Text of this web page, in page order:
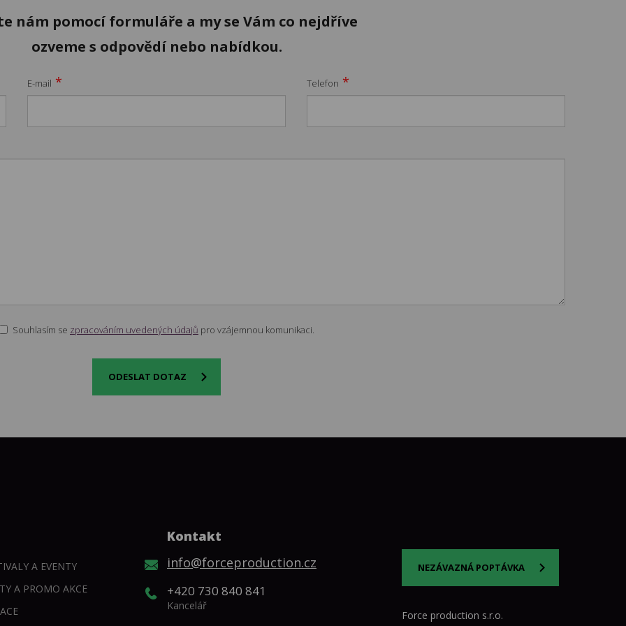
nám pomocí formuláře a my se Vám co nejdříve
ozveme s odpovědí nebo nabídkou.
E-mail * Telefon *
Souhlasím se zpracováním uvedených údajů pro vzájemnou komunikaci.
ODESLAT DOTAZ
A EVENTY
A PROMO AKCE
Kontakt
info@forceproduction.cz
+420 730 840 841
Kancelář
NEZÁVAZNÁ POPTÁVKA
Force production s.r.o.